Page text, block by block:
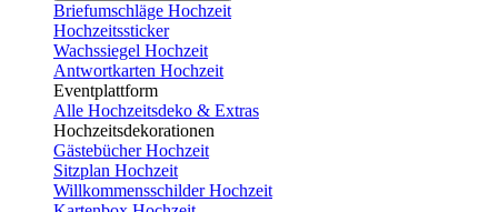
Briefumschläge Hochzeit
Hochzeitssticker
Wachssiegel Hochzeit
Antwortkarten Hochzeit
Eventplattform
Alle Hochzeitsdeko & Extras
Hochzeitsdekorationen
Gästebücher Hochzeit
Sitzplan Hochzeit
Willkommensschilder Hochzeit